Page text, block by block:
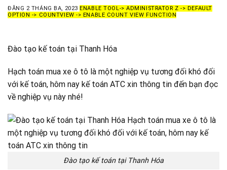
ĐĂNG 2 THÁNG BA, 2023 ENABLE TOOL-> ADMINISTRATOR Z -> DEFAULT
OPTION -> COUNTVIEW -> ENABLE COUNT VIEW FUNCTION
Đào tạo kế toán tại Thanh Hóa
Hạch toán mua xe ô tô là một nghiệp vụ tương đối khó đối
với kế toán, hôm nay kế toán ATC xin thông tin đến bạn đọc
về nghiệp vụ này nhé!
Đào tạo kế toán tại Thanh Hóa